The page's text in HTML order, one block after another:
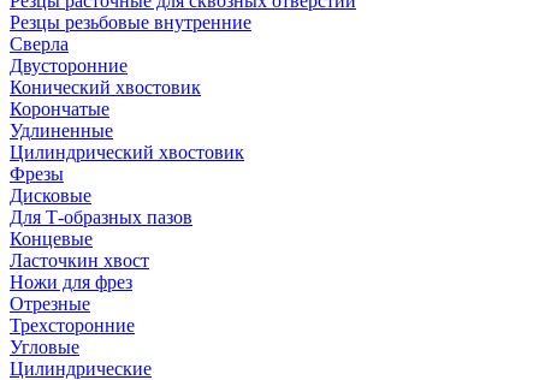
Резцы резьбовые внутренние
Сверла
Двусторонние
Конический хвостовик
Корончатые
Удлиненные
Цилиндрический хвостовик
Фрезы
Дисковые
Для Т-образных пазов
Концевые
Ласточкин хвост
Ножи для фрез
Отрезные
Трехсторонние
Угловые
Цилиндрические